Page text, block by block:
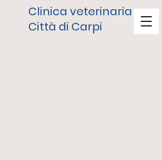
Clinica veterinaria
Città di Carpi